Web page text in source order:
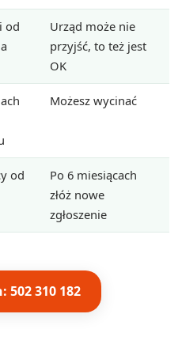
od
Urząd może nie
przyjść, to też jest
OK
Możesz wycinać
od
Po 6 miesiącach
złóż nowe
zgłoszenie
502 310 182